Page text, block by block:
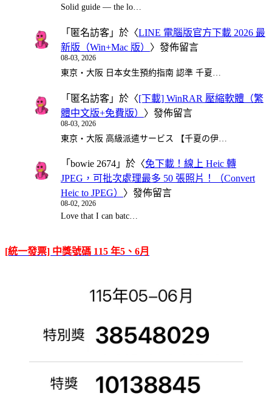
Solid guide — the lo…
「 匿名訪客 」於〈LINE 電腦版官方下載 2026 最
新版（Win+Mac 版） 〉發佈留言
08-03, 2026
東京・大阪 日本女生預約指南 認準 千夏…
「 匿名訪客 」於〈[下載] WinRAR 壓縮軟體（繁
體中文版+免費版） 〉發佈留言
08-03, 2026
東京・大阪 高級派遣サービス 【千夏の伊…
「 bowie 2674 」於〈免下載！線上 Heic 轉
JPEG，可批次處理最多 50 張照片！（Convert
Heic to JPEG） 〉發佈留言
08-02, 2026
Love that I can batc…
[統一發票] 中獎號碼 115 年5、6月